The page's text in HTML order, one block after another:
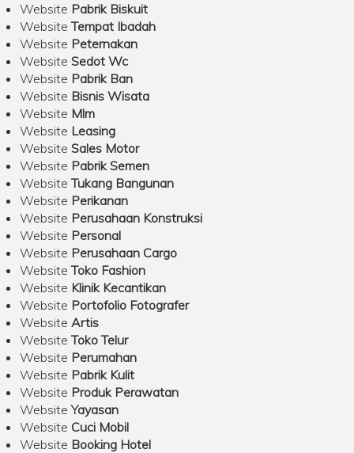
Website Pabrik Biskuit
WebsiteTempat Ibadah
Website Peternakan
Website Sedot Wc
Website Pabrik Ban
Website Bisnis Wisata
Website Mlm
Website Leasing
Website Sales Motor
Website Pabrik Semen
WebsiteTukang Bangunan
Website Perikanan
Website Perusahaan Konstruksi
Website Personal
Website Perusahaan Cargo
WebsiteToko Fashion
Website Klinik Kecantikan
Website Portofolio Fotografer
Website Artis
WebsiteToko Telur
Website Perumahan
Website Pabrik Kulit
Website Produk Perawatan
WebsiteYayasan
Website Cuci Mobil
Website Booking Hotel